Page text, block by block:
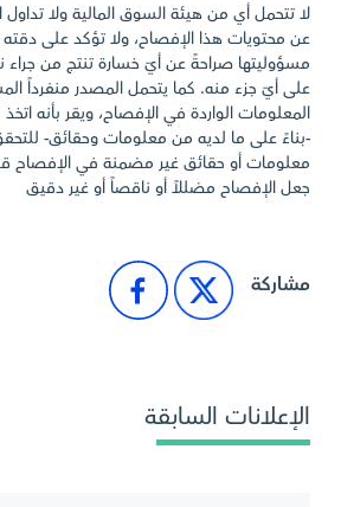
لا تتحمل أي من هيئة السوق المالية ولا
عن محتويات هذا الإفصاح، ولا تؤكد على دقته
مسؤوليتها صراحةً عن أيّ خسارة تنتج من جراء
على أيّ جزء منه. كما يتحمل المصدر منفرداً
المعلومات الواردة في الإفصاح، ويقر بأنه اتخذ
-بناءً على ما لديه من معلومات وحقائق-
معلومات أو حقائق غير مضمنة في الإفصاح
جعل الإفصاح مضللاً أو ناقصاً أو غير دقيق
مشاركة
الإعلانات السابقة